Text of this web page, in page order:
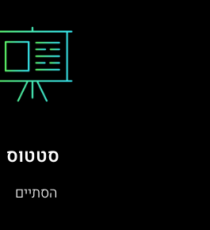
סטטוס
הסתיים